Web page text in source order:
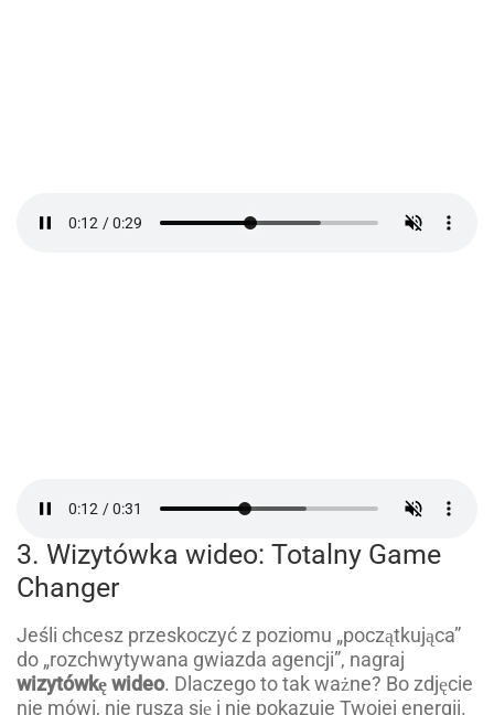
3. Wizytówka wideo: Totalny Game
Changer
Jeśli chcesz przeskoczyć z poziomu „początkująca”
do „rozchwytywana gwiazda agencji”, nagraj
wizytówkę wideo. Dlaczego to tak ważne? Bo zdjęcie
nie mówi, nie rusza się i nie pokazuje Twojej energii.